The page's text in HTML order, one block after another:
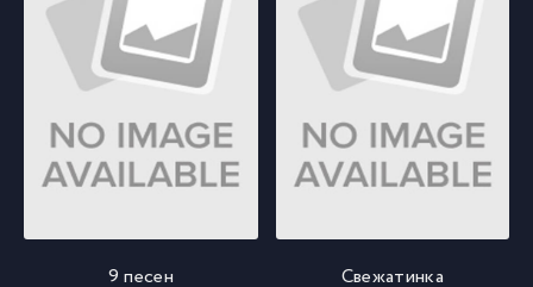
9 песен Свежатинка